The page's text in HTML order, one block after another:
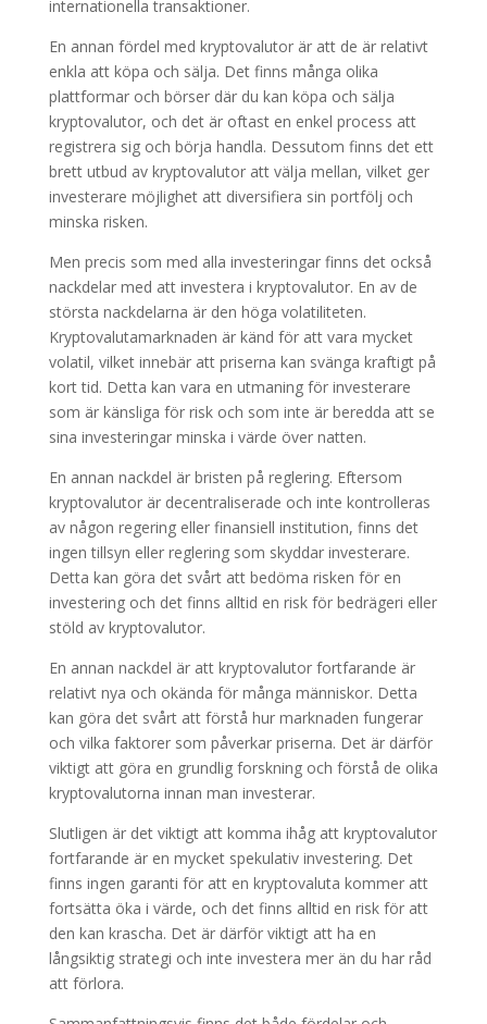
internationella transaktioner.
En annan fördel med kryptovalutor är att de är relativt
enkla att köpa och sälja. Det finns många olika
plattformar och börser där du kan köpa och sälja
kryptovalutor, och det är oftast en enkel process att
registrera sig och börja handla. Dessutom finns det ett
brett utbud av kryptovalutor att välja mellan, vilket ger
investerare möjlighet att diversifiera sin portfölj och
minska risken.
Men precis som med alla investeringar finns det också
nackdelar med att investera i kryptovalutor. En av de
största nackdelarna är den höga volatiliteten.
Kryptovalutamarknaden är känd för att vara mycket
volatil, vilket innebär att priserna kan svänga kraftigt på
kort tid. Detta kan vara en utmaning för investerare
som är känsliga för risk och som inte är beredda att se
sina investeringar minska i värde över natten.
En annan nackdel är bristen på reglering. Eftersom
kryptovalutor är decentraliserade och inte kontrolleras
av någon regering eller finansiell institution, finns det
ingen tillsyn eller reglering som skyddar investerare.
Detta kan göra det svårt att bedöma risken för en
investering och det finns alltid en risk för bedrägeri eller
stöld av kryptovalutor.
En annan nackdel är att kryptovalutor fortfarande är
relativt nya och okända för många människor. Detta
kan göra det svårt att förstå hur marknaden fungerar
och vilka faktorer som påverkar priserna. Det är därför
viktigt att göra en grundlig forskning och förstå de olika
kryptovalutorna innan man investerar.
Slutligen är det viktigt att komma ihåg att kryptovalutor
fortfarande är en mycket spekulativ investering. Det
finns ingen garanti för att en kryptovaluta kommer att
fortsätta öka i värde, och det finns alltid en risk för att
den kan krascha. Det är därför viktigt att ha en
långsiktig strategi och inte investera mer än du har råd
att förlora.